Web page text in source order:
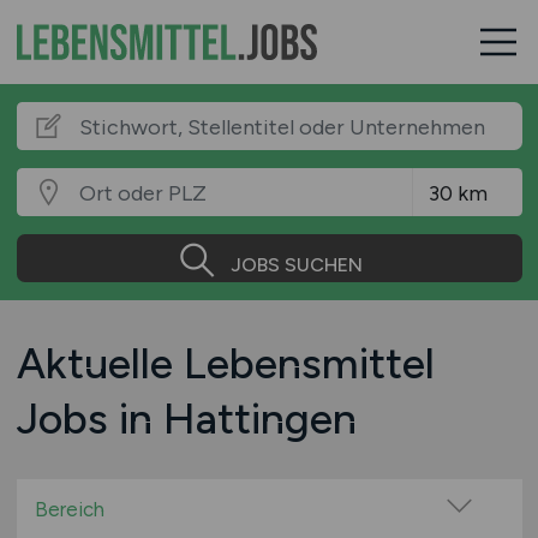
JOBS SUCHEN
Aktuelle Lebensmittel
Jobs in Hattingen
Bereich